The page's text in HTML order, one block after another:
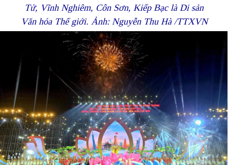
Tử, Vĩnh Nghiêm, Côn Sơn, Kiếp Bạc là Di sản
Văn hóa Thế giới. Ảnh: Nguyễn Thu Hà /TTXVN